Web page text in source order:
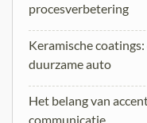
procesverbetering
Keramische
duurzame auto
Het belang van
communicatie